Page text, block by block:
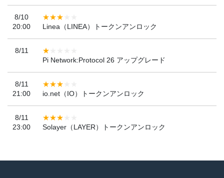
8/10
20:00
Linea（LINEA）トークンアンロック
8/11
Pi Network:Protocol 26 アップグレード
8/11
21:00
io.net（IO）トークンアンロック
8/11
23:00
Solayer（LAYER）トークンアンロック